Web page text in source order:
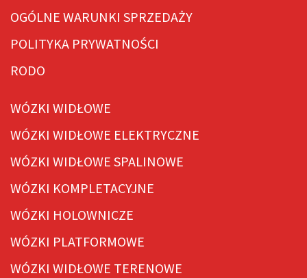
OGÓLNE WARUNKI SPRZEDAŻY
POLITYKA PRYWATNOŚCI
RODO
WÓZKI WIDŁOWE
WÓZKI WIDŁOWE ELEKTRYCZNE
WÓZKI WIDŁOWE SPALINOWE
WÓZKI KOMPLETACYJNE
WÓZKI HOLOWNICZE
WÓZKI PLATFORMOWE
WÓZKI WIDŁOWE TERENOWE